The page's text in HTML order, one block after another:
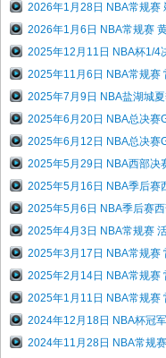
2026年1月28日 NBA常规赛
2026年1月6日 NBA常规赛
2025年12月11日 NBA杯1/4
2025年11月6日 NBA常规赛
2025年7月9日 NBA盐湖城
2025年6月20日 NBA总决赛
2025年6月12日 NBA总决赛
2025年5月29日 NBA西部决
2025年5月16日 NBA季后赛
2025年5月6日 NBA季后赛
2025年4月3日 NBA常规赛
2025年3月17日 NBA常规赛
2025年2月14日 NBA常规赛
2025年1月11日 NBA常规赛
2024年12月18日 NBA杯冠
2024年11月28日 NBA常规